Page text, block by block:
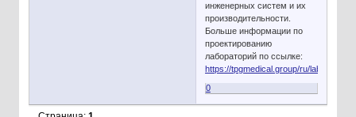
инженерных систем и их
производительности.
Больше информации по
проектированию
лабораторий по ссылке:
https://tpgmedical.group/ru/laboratorii/
0